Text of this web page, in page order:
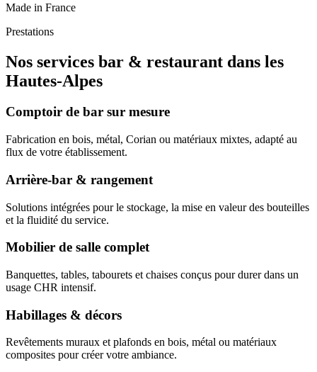
Made in France
Prestations
Nos services bar & restaurant dans les
Hautes-Alpes
Comptoir de bar sur mesure
Fabrication en bois, métal, Corian ou matériaux mixtes, adapté au
flux de votre établissement.
Arrière-bar & rangement
Solutions intégrées pour le stockage, la mise en valeur des bouteilles
et la fluidité du service.
Mobilier de salle complet
Banquettes, tables, tabourets et chaises conçus pour durer dans un
usage CHR intensif.
Habillages & décors
Revêtements muraux et plafonds en bois, métal ou matériaux
composites pour créer votre ambiance.